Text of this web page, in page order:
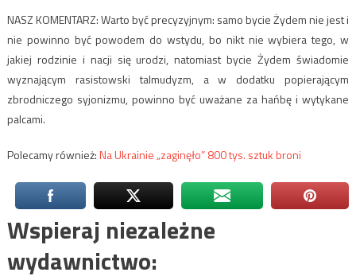
NASZ KOMENTARZ: Warto być precyzyjnym: samo bycie Żydem nie jest i
nie powinno być powodem do wstydu, bo nikt nie wybiera tego, w
jakiej rodzinie i nacji się urodzi, natomiast bycie Żydem świadomie
wyznającym rasistowski talmudyzm, a w dodatku popierającym
zbrodniczego syjonizmu, powinno być uważane za hańbę i wytykane
palcami.
Polecamy również:Na Ukrainie „zaginęło” 800 tys. sztuk broni
Wspieraj niezależne
wydawnictwo: